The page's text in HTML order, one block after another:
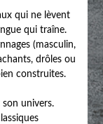
qui ne lèvent
qui traîne.
(masculin,
drôles ou
construites.
univers.